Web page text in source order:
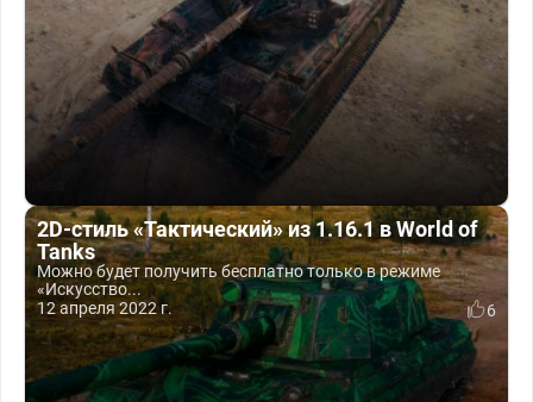
2D-стиль «Тактический» из 1.16.1 в World of
Tanks
Можно будет получить бесплатно только в режиме
«Искусство...
12 апреля 2022 г.
6